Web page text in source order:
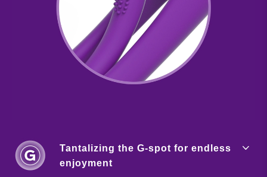
Tantalizing the G-spot for endless
enjoyment